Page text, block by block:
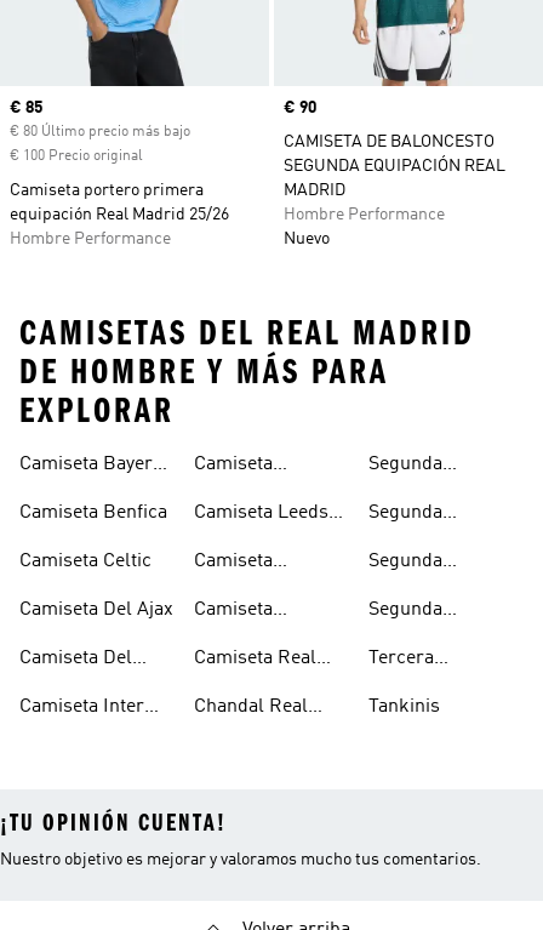
Precio actual
€ 85
€ 80 Último precio más bajo
€ 100 Precio original
Camiseta portero primera
equipación Real Madrid 25/26
Hombre Performance
Precio
€ 90
CAMISETA DE BALONCESTO
SEGUNDA EQUIPACIÓN REAL
MADRID
Hombre Performance
Nuevo
CAMISETAS DEL REAL MADRID
DE HOMBRE Y MÁS PARA
EXPLORAR
Camiseta Bayern
Camiseta Benfica
Camiseta Celtic
Camiseta Del Ajax
Camiseta Del
Camiseta Inter
Camiseta
Camiseta Leeds
Camiseta
United
Camiseta
Lyon
Camiseta Real
Chandal Real
Segunda
Arsenal
Segunda
Juventus
Segunda
Manchester
United
Segunda
Madrid
Tercera
Madrid
Tankinis
¡TU OPINIÓN CUENTA!
Nuestro objetivo es mejorar y valoramos mucho tus comentarios.